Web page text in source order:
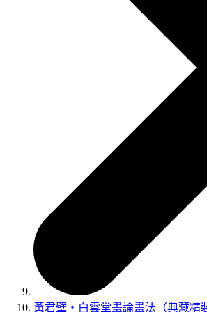
黃君璧‧白雲堂畫論畫法（典藏精